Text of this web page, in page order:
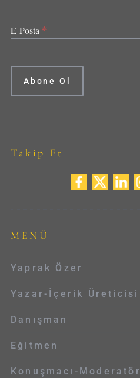
E-Posta *
Takip Et
MENÜ
Yaprak Özer
Yazar-İçerik Üreticisi
Danışman
Eğitmen
Konuşmacı-Moderatör